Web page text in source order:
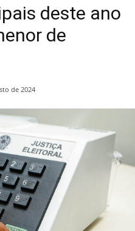
deste ano
de
de 2024